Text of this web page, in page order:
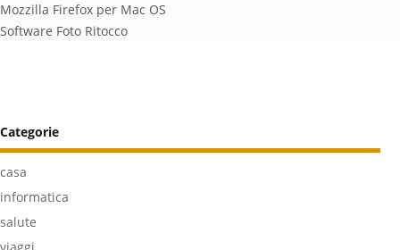
Mozzilla Firefox per Mac OS
Software Foto Ritocco
Categorie
casa
informatica
salute